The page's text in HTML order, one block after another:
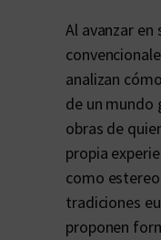
Al avanzar
analizan
de un mundo
obras de
propia
como
tradiciones
proponen